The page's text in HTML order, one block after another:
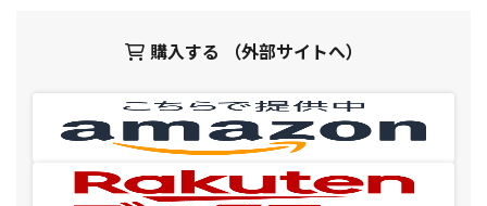
購入する （外部サイトへ）